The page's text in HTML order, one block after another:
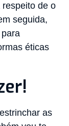
de o
seguida,
éticas
as